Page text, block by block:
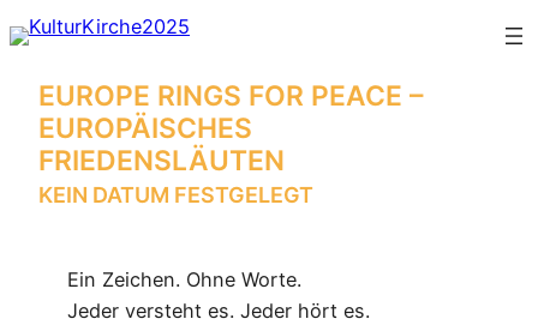
EUROPE RINGS FOR PEACE –
EUROPÄISCHES
FRIEDENSLÄUTEN
KEIN DATUM FESTGELEGT
Ein Zeichen. Ohne Worte.
Jeder versteht es. Jeder hört es.